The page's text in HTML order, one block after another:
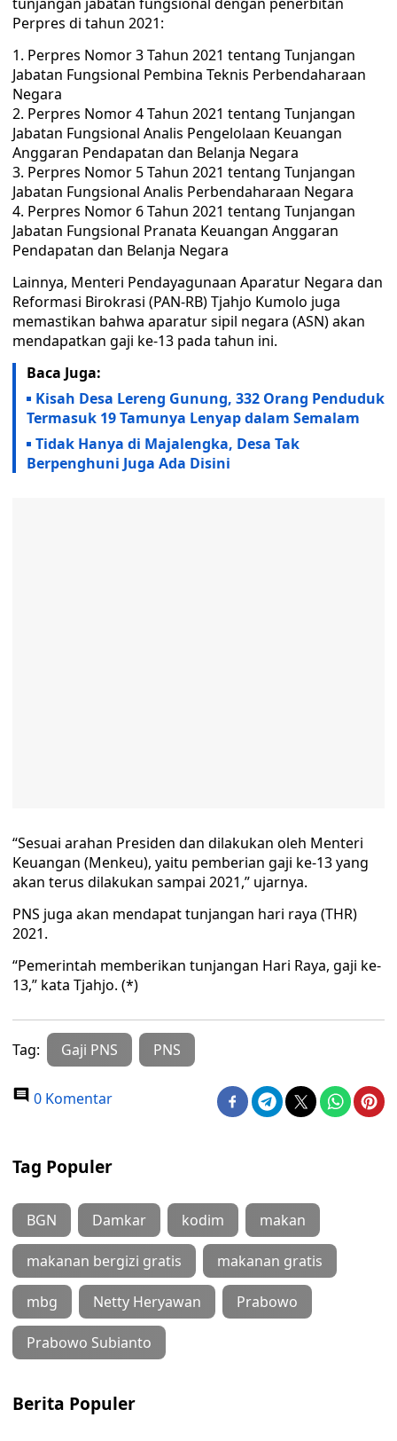
Perpres di tahun 2021:
Perpres Nomor 3 Tahun 2021 tentang Tunjangan
Jabatan Fungsional Pembina Teknis Perbendaharaan
Negara
Perpres Nomor 4 Tahun 2021 tentang Tunjangan
Jabatan Fungsional Analis Pengelolaan Keuangan
Anggaran Pendapatan dan Belanja Negara
Perpres Nomor 5 Tahun 2021 tentang Tunjangan
Jabatan Fungsional Analis Perbendaharaan Negara
Perpres Nomor 6 Tahun 2021 tentang Tunjangan
Jabatan Fungsional Pranata Keuangan Anggaran
Pendapatan dan Belanja Negara
Lainnya, Menteri Pendayagunaan Aparatur Negara dan
Reformasi Birokrasi (PAN-RB) Tjahjo Kumolo juga
memastikan bahwa aparatur sipil negara (ASN) akan
mendapatkan gaji ke-13 pada tahun ini.
Baca Juga:
Kisah Desa Lereng Gunung, 332 Orang Penduduk
Termasuk 19 Tamunya Lenyap dalam Semalam
Tidak Hanya di Majalengka, Desa Tak
Berpenghuni Juga Ada Disini
“Sesuai arahan Presiden dan dilakukan oleh Menteri
Keuangan (Menkeu), yaitu pemberian gaji ke-13 yang
akan terus dilakukan sampai 2021,” ujarnya.
PNS juga akan mendapat tunjangan hari raya (THR)
2021.
“Pemerintah memberikan tunjangan Hari Raya, gaji ke-
13,” kata Tjahjo. (*)
Tag: Gaji PNS PNS
0 Komentar
Tag Populer
BGN Damkar kodim makan
makanan bergizi gratis makanan gratis
mbg Netty Heryawan Prabowo
Prabowo Subianto
Berita Populer